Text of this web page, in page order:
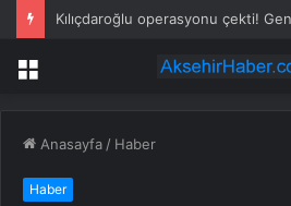
Menü
Anasayfa / Haber
Haber